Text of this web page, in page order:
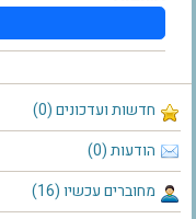
חדשות ועדכונים (0)
הודעות (0)
מחוברים עכשיו (16)